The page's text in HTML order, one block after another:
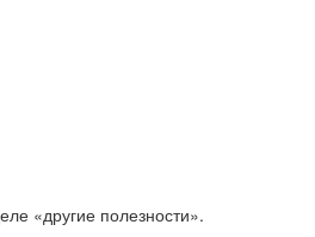
«другие полезности».